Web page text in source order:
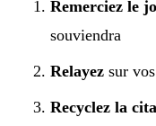
Remerciez le
souviendra
Relayez sur
Recyclez la